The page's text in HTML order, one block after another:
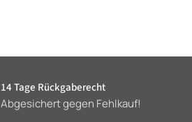
14 Tage Rückgaberecht
Abgesichert gegen Fehlkauf!